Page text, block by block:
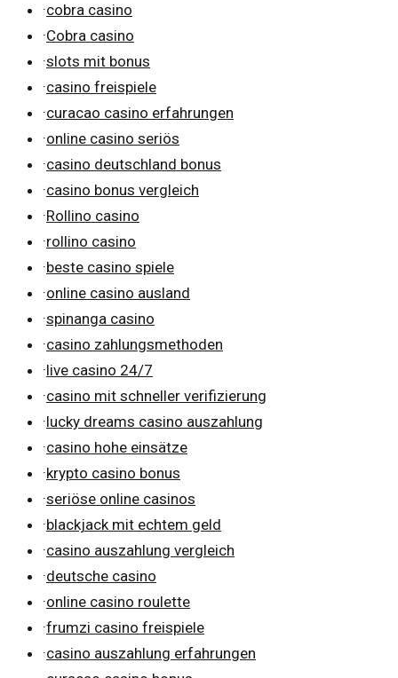
·cobra casino
·Cobra casino
·slots mit bonus
·casino freispiele
·curacao casino erfahrungen
·online casino seriös
·casino deutschland bonus
·casino bonus vergleich
·Rollino casino
·rollino casino
·beste casino spiele
·online casino ausland
·spinanga casino
·casino zahlungsmethoden
·live casino 24/7
·casino mit schneller verifizierung
·lucky dreams casino auszahlung
·casino hohe einsätze
·krypto casino bonus
·seriöse online casinos
·blackjack mit echtem geld
·casino auszahlung vergleich
·deutsche casino
·online casino roulette
·frumzi casino freispiele
·casino auszahlung erfahrungen